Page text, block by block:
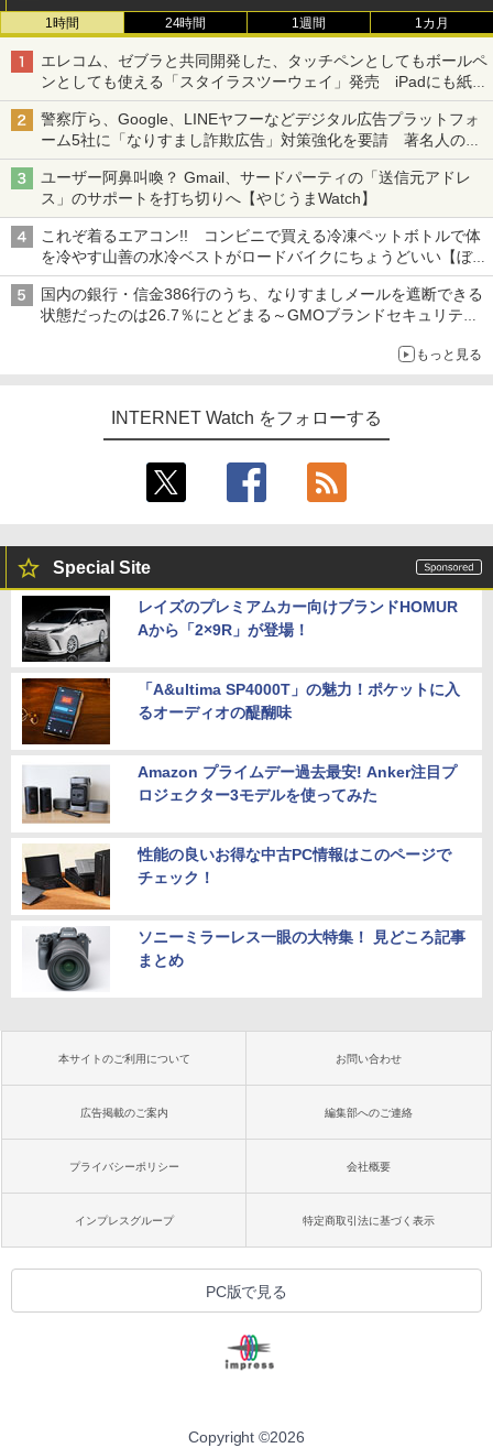
1時間 24時間 1週間 1カ月
エレコム、ゼブラと共同開発した、タッチペンとしてもボールペ
ンとしても使える「スタイラスツーウェイ」発売 iPadにも紙に
も、持ち替えずに書き込める
警察庁ら、Google、LINEヤフーなどデジタル広告プラットフォ
ーム5社に「なりすまし詐欺広告」対策強化を要請 著名人の写
真や映像を使った投資詐欺などへの対策として
ユーザー阿鼻叫喚？ Gmail、サードパーティの「送信元アドレ
ス」のサポートを打ち切りへ【やじうまWatch】
これぞ着るエアコン!! コンビニで買える冷凍ペットボトルで体
を冷やす山善の水冷ベストがロードバイクにちょうどいい【ぼっ
ち・ざ・ろーど！その14】【空いた時間でなにしてる？】
国内の銀行・信金386行のうち、なりすましメールを遮断できる
状態だったのは26.7％にとどまる～GMOブランドセキュリティ
もっと見る
INTERNET Watch をフォローする
Special Site
レイズのプレミアムカー向けブランドHOMUR
Aから「2×9R」が登場！
「A&ultima SP4000T」の魅力！ポケットに入
るオーディオの醍醐味
Amazon プライムデー過去最安! Anker注目プ
ロジェクター3モデルを使ってみた
性能の良いお得な中古PC情報はこのページで
チェック！
ソニーミラーレス一眼の大特集！ 見どころ記事
まとめ
本サイトのご利用について お問い合わせ
広告掲載のご案内 編集部へのご連絡
プライバシーポリシー 会社概要
インプレスグループ 特定商取引法に基づく表示
PC版で見る
Copyright ©2026